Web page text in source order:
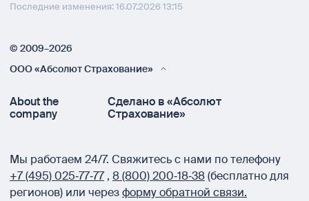
Последние изменения: 16.07.2026 13:15
© 2009–2026
ООО «Абсолют Страхование»
About the
company
Сделано в «Абсолют
Страхование»
Мы работаем 24/7. Свяжитесь с нами по телефону
+7 (495) 025‑77‑77 , 8 (800) 200‑18‑38(бесплатно для
регионов) или черезформу обратной связи.